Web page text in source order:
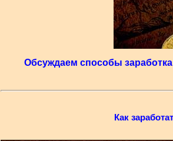
Обсуждаем способы
Как